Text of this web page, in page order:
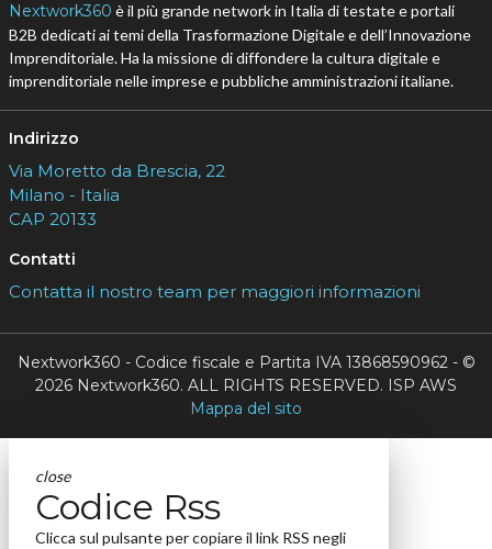
Nextwork360 è il più grande network in Italia di testate e portali
B2B dedicati ai temi della Trasformazione Digitale e dell’Innovazione
Imprenditoriale. Ha la missione di diffondere la cultura digitale e
imprenditoriale nelle imprese e pubbliche amministrazioni italiane.
Indirizzo
Via Moretto da Brescia, 22
Milano - Italia
CAP 20133
Contatti
Contatta il nostro team per maggiori informazioni
Nextwork360 - Codice fiscale e Partita IVA 13868590962 - ©
2026 Nextwork360. ALL RIGHTS RESERVED. ISP AWS
Mappa del sito
close
Codice Rss
Clicca sul pulsante per copiare il link RSS negli